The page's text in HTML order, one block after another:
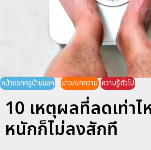
หน้าแรกครูบ้านนอก ข่าว/บทความ ความรู้ทั่วไป
10 เหตุผลที่ลดเท่าไ
หนักก็ไม่ลงสักที